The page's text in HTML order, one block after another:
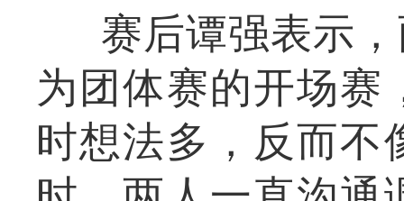
赛后谭强表示
为团体赛的开场赛
时想法多，反而不